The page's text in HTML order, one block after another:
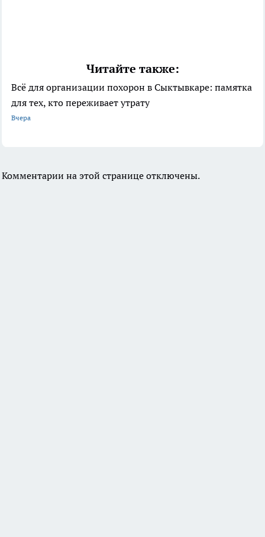
Читайте также:
Всё для организации похорон в Сыктывкаре: памятка
для тех, кто переживает утрату
Вчера
Комментарии на этой странице отключены.